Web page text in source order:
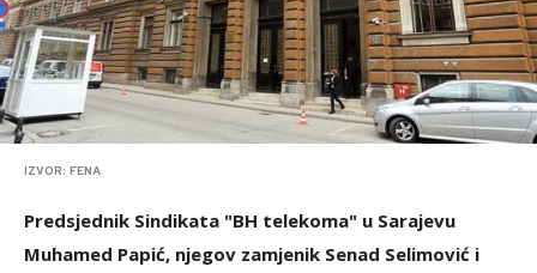
IZVOR: FENA
Predsjednik Sindikata "BH telekoma" u Sarajevu
Muhamed Papić, njegov zamjenik Senad Selimović i